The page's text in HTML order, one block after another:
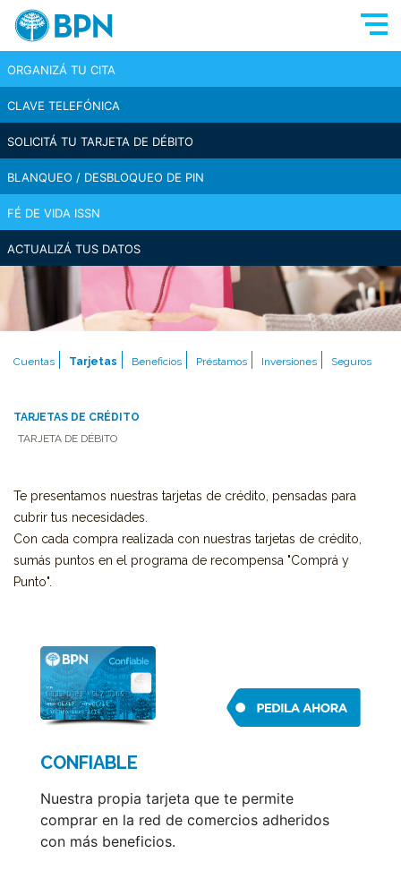
ORGANIZÁ TU CITA
CLAVE TELEFÓNICA
SOLICITÁ TU TARJETA DE DÉBITO
BLANQUEO / DESBLOQUEO DE PIN
FÉ DE VIDA ISSN
ACTUALIZÁ TUS DATOS
Cuentas Tarjetas Beneficios Préstamos Inversiones Seguros
TARJETAS DE CRÉDITO
TARJETA DE DÉBITO
Te presentamos nuestras tarjetas de crédito, pensadas para
cubrir tus necesidades.
Con cada compra realizada con nuestras tarjetas de crédito,
sumás puntos en el programa de recompensa "Comprá y
Punto".
CONFIABLE
Nuestra propia tarjeta que te permite
comprar en la red de comercios adheridos
con más beneficios.